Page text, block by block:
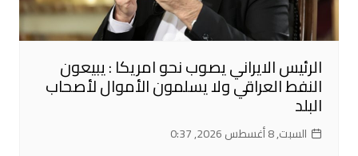
الرئيس الايراني يصوب نحو امريكا : يبيعون
النفط العراقي ولا يسلمون الأموال لأصحاب
البلد
السبت, 8 أغسطس 2026, 0:37